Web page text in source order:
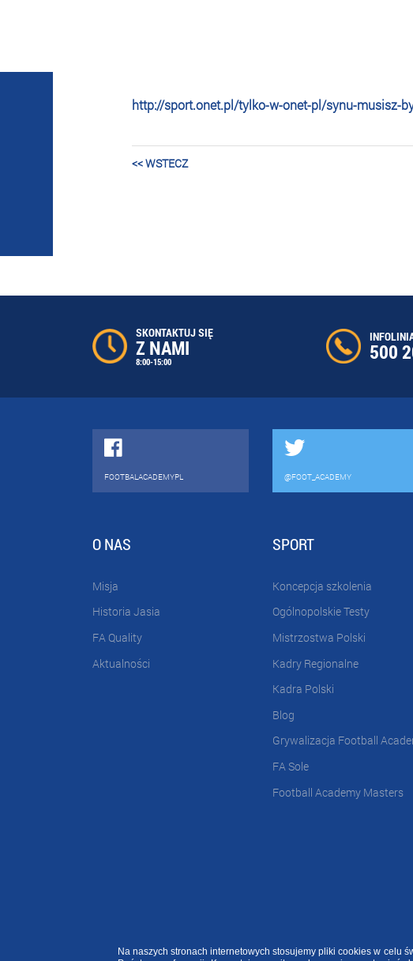
http://sport.onet.pl/tylko-w-onet-pl/synu-musisz-
<< WSTECZ
SKONTAKTUJ SIĘ
Z NAMI
8:00-15:00 500
FOOTBALACADEMYPL @FOOT_ACADEMY
O NAS
Misja
Historia Jasia
FA Quality
Aktualności
SPORT
Koncepcja szkolenia
Ogólnopolskie Testy
Mistrzostwa Polski
Kadry Regionalne
Kadra Polski
Blog
Grywalizacja Football
FA Sole
Football Academy Masters
2020 ©FOOTBALL ACADEMY | ul. Kowalska 2, 45-588 Opole
Na naszych stronach internetowych stosujemy pliki cookies w celu